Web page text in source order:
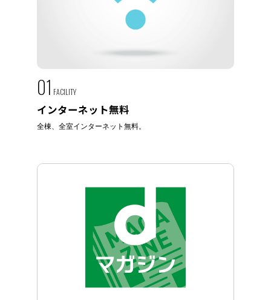
01 FACILITY
インターネット無料
全棟、全室インターネット無料。